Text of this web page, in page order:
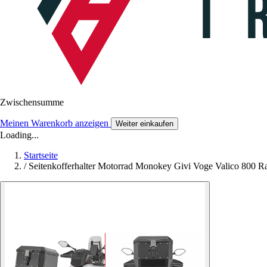
Zwischensumme
Meinen Warenkorb anzeigen Weiter einkaufen
Loading...
Startseite
/ Seitenkofferhalter Motorrad Monokey Givi Voge Valico 800